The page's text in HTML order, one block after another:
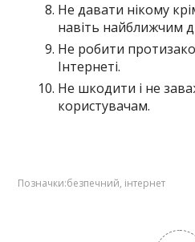
Не давати нікому
навіть найближчим
Не робити
Інтернеті.
Не шкодити і не
користувачам.
Позначки:безпечний, інтернет